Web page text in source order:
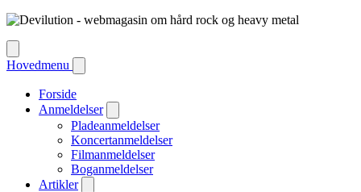
Hovedmenu
Forside
Anmeldelser
Pladeanmeldelser
Koncertanmeldelser
Filmanmeldelser
Boganmeldelser
Artikler